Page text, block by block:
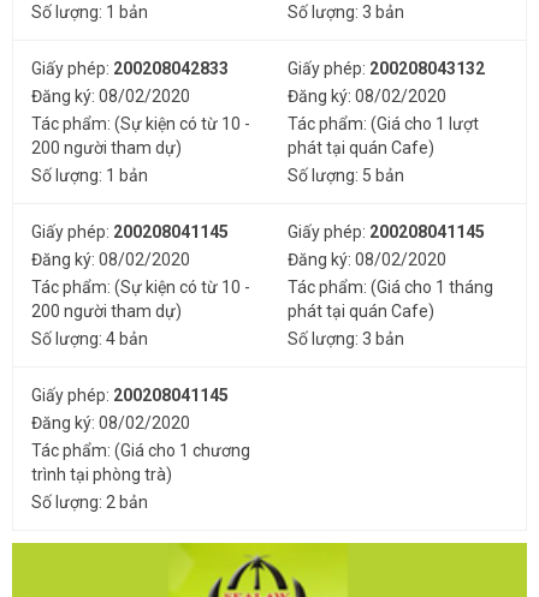
Số lượng: 1 bản
Số lượng: 3 bản
Giấy phép: 200208042833
Đăng ký: 08/02/2020
Tác phẩm: (Sự kiện có từ 10 -
200 người tham dự)
Số lượng: 1 bản
Giấy phép: 200208043132
Đăng ký: 08/02/2020
Tác phẩm: (Giá cho 1 lượt
phát tại quán Cafe)
Số lượng: 5 bản
Giấy phép: 200208041145
Đăng ký: 08/02/2020
Tác phẩm: (Sự kiện có từ 10 -
200 người tham dự)
Số lượng: 4 bản
Giấy phép: 200208041145
Đăng ký: 08/02/2020
Tác phẩm: (Giá cho 1 tháng
phát tại quán Cafe)
Số lượng: 3 bản
Giấy phép: 200208041145
Đăng ký: 08/02/2020
Tác phẩm: (Giá cho 1 chương
trình tại phòng trà)
Số lượng: 2 bản